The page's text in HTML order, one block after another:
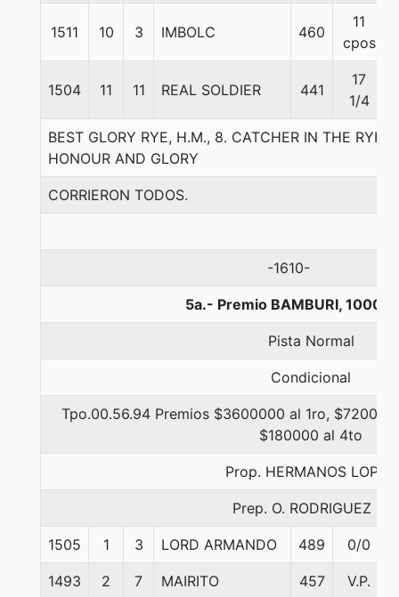
1511 10 3 IMBOLC 460
11
cpos
1504 11 11 REAL SOLDIER 441
17
1/4
BEST GLORY RYE, H.M., 8. CATCHER IN THE RYE-
HONOUR AND GLORY
CORRIERON TODOS.
-1610-
5a.- Premio BAMBURI, 1000
Pista Normal
Condicional
Tpo.00.56.94 Premios $3600000 al 1ro,
$180000 al 4to
Prop. HERMANOS LOPEZ
Prep. O. RODRIGUEZ C.
1505 1 3 LORD ARMANDO 489 0/0
1493 2 7 MAIRITO 457 V.P.